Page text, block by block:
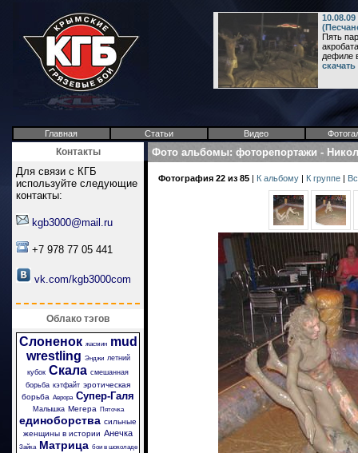
Пять
дефиле
Главная Статьи Видео
Контакты
Для связи с КГБ
используйте следующие
контакты:
kgb3000@mail.ru
+7 978 77 05 441
vk.com/kgb3000com
Облако тэгов
Слоненок жасмин
mud
wrestling Энджи летний
кубок Скала смешанная
борьба кэтфайт эротическая
борьба Аврора Супер-Галя
Малышка Мегера Пяточка
единоборства сильные
женщины в истории Анечка
Зайка Матрица бои в шоколаде
Фото альбомы: фоторепортажи -
Фотография 22 из 85 | К альбому | К группе |